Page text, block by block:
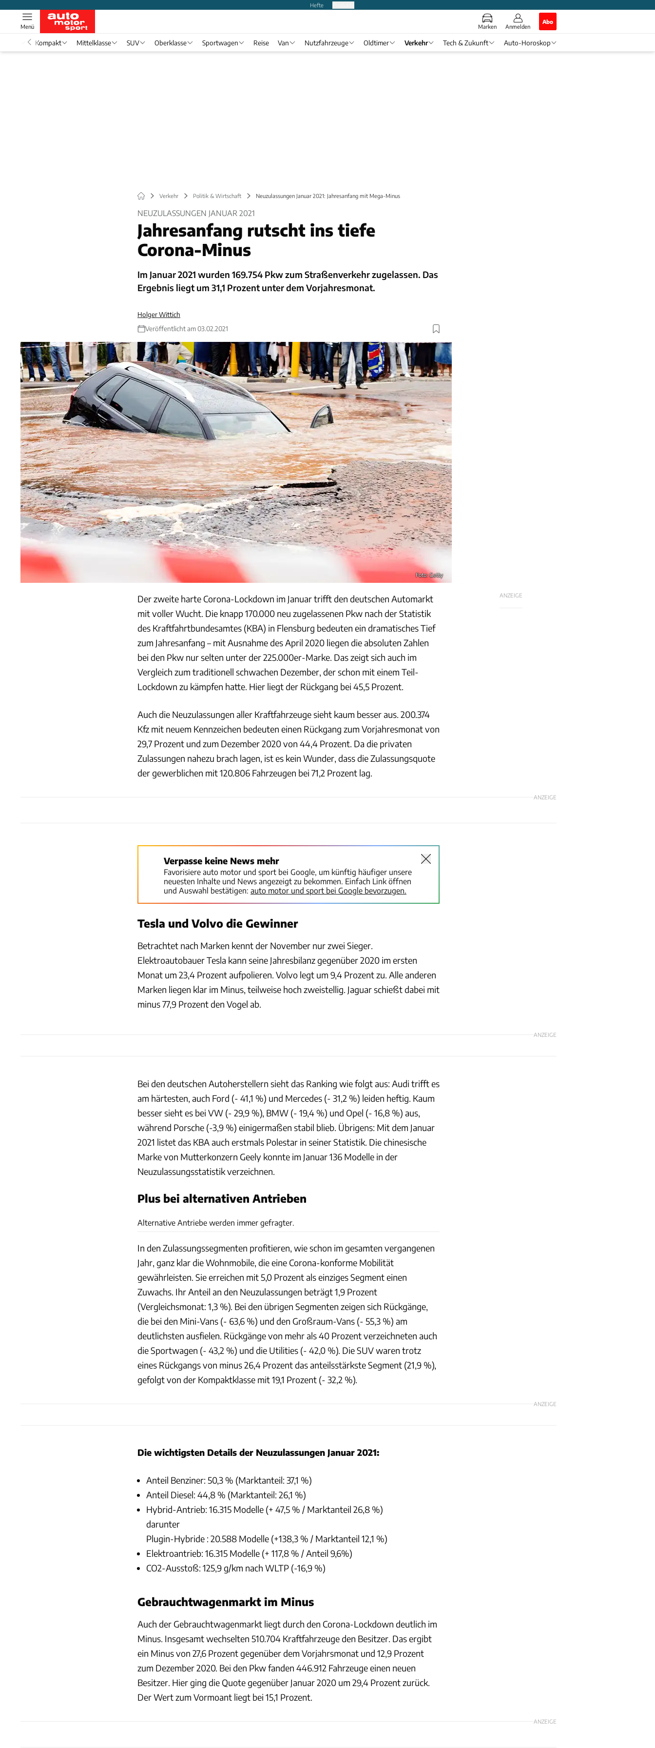
Hefte
Marken Anmelden
Abo
Menü
Kompakt Mittelklasse SUV Oberklasse Sportwagen Reise Van Nutzfahrzeuge Oldtimer Verkehr Tech & Zukunft Auto-Horoskop
Verkehr Politik & Wirtschaft Neuzulassungen Januar 2021: Jahresanfang mit Mega-Minus
NEUZULASSUNGEN JANUAR 2021
Jahresanfang rutscht ins tiefe
Corona-Minus
Im Januar 2021 wurden 169.754 Pkw zum Straßenverkehr zugelassen. Das
Ergebnis liegt um 31,1 Prozent unter dem Vorjahresmonat.
Holger Wittich
Veröffentlicht am 03.02.2021
Foto: Getty
ANZEIGE
Der zweite harte Corona-Lockdown im Januar trifft den deutschen Automarkt
mit voller Wucht. Die knapp 170.000 neu zugelassenen Pkw nach der Statistik
des Kraftfahrtbundesamtes (KBA) in Flensburg bedeuten ein dramatisches Tief
zum Jahresanfang – mit Ausnahme des April 2020 liegen die absoluten Zahlen
bei den Pkw nur selten unter der 225.000er-Marke. Das zeigt sich auch im
Vergleich zum traditionell schwachen Dezember, der schon mit einem Teil-
Lockdown zu kämpfen hatte. Hier liegt der Rückgang bei 45,5 Prozent.
Auch die Neuzulassungen aller Kraftfahrzeuge sieht kaum besser aus. 200.374
Kfz mit neuem Kennzeichen bedeuten einen Rückgang zum Vorjahresmonat von
29,7 Prozent und zum Dezember 2020 von 44,4 Prozent. Da die privaten
Zulassungen nahezu brach lagen, ist es kein Wunder, dass die Zulassungsquote
der gewerblichen mit 120.806 Fahrzeugen bei 71,2 Prozent lag.
ANZEIGE
Verpasse keine News mehr
Favorisiere auto motor und sport bei Google, um künftig häufiger unsere
neuesten Inhalte und News angezeigt zu bekommen. Einfach Link öffnen
und Auswahl bestätigen: auto motor und sport bei Google bevorzugen.
Tesla und Volvo die Gewinner
Betrachtet nach Marken kennt der November nur zwei Sieger.
Elektroautobauer Tesla kann seine Jahresbilanz gegenüber 2020 im ersten
Monat um 23,4 Prozent aufpolieren. Volvo legt um 9,4 Prozent zu. Alle anderen
Marken liegen klar im Minus, teilweise hoch zweistellig. Jaguar schießt dabei mit
minus 77,9 Prozent den Vogel ab.
ANZEIGE
Bei den deutschen Autoherstellern sieht das Ranking wie folgt aus: Audi trifft es
am härtesten, auch Ford (- 41,1 %) und Mercedes (- 31,2 %) leiden heftig. Kaum
besser sieht es bei VW (- 29,9 %), BMW (- 19,4 %) und Opel (- 16,8 %) aus,
während Porsche (-3,9 %) einigermaßen stabil blieb. Übrigens: Mit dem Januar
2021 listet das KBA auch erstmals Polestar in seiner Statistik. Die chinesische
Marke von Mutterkonzern Geely konnte im Januar 136 Modelle in der
Neuzulassungsstatistik verzeichnen.
Plus bei alternativen Antrieben
Alternative Antriebe werden immer gefragter.
In den Zulassungssegmenten profitieren, wie schon im gesamten vergangenen
Jahr, ganz klar die Wohnmobile, die eine Corona-konforme Mobilität
gewährleisten. Sie erreichen mit 5,0 Prozent als einziges Segment einen
Zuwachs. Ihr Anteil an den Neuzulassungen beträgt 1,9 Prozent
(Vergleichsmonat: 1,3 %). Bei den übrigen Segmenten zeigen sich Rückgänge,
die bei den Mini-Vans (- 63,6 %) und den Großraum-Vans (- 55,3 %) am
deutlichsten ausfielen. Rückgänge von mehr als 40 Prozent verzeichneten auch
die Sportwagen (- 43,2 %) und die Utilities (- 42,0 %). Die SUV waren trotz
eines Rückgangs von minus 26,4 Prozent das anteilsstärkste Segment (21,9 %),
gefolgt von der Kompaktklasse mit 19,1 Prozent (- 32,2 %).
ANZEIGE
Die wichtigsten Details der Neuzulassungen Januar 2021:
Anteil Benziner: 50,3 % (Marktanteil: 37,1 %)
Anteil Diesel: 44,8 % (Marktanteil: 26,1 %)
Hybrid-Antrieb: 16.315 Modelle (+ 47,5 % / Marktanteil 26,8 %)
darunter
Plugin-Hybride : 20.588 Modelle (+138,3 % / Marktanteil 12,1 %)
Elektroantrieb: 16.315 Modelle (+ 117,8 % / Anteil 9,6%)
CO2-Ausstoß: 125,9 g/km nach WLTP (-16,9 %)
Gebrauchtwagenmarkt im Minus
Auch der Gebrauchtwagenmarkt liegt durch den Corona-Lockdown deutlich im
Minus. Insgesamt wechselten 510.704 Kraftfahrzeuge den Besitzer. Das ergibt
ein Minus von 27,6 Prozent gegenüber dem Vorjahrsmonat und 12,9 Prozent
zum Dezember 2020. Bei den Pkw fanden 446.912 Fahrzeuge einen neuen
Besitzer. Hier ging die Quote gegenüber Januar 2020 um 29,4 Prozent zurück.
Der Wert zum Vormoant liegt bei 15,1 Prozent.
ANZEIGE